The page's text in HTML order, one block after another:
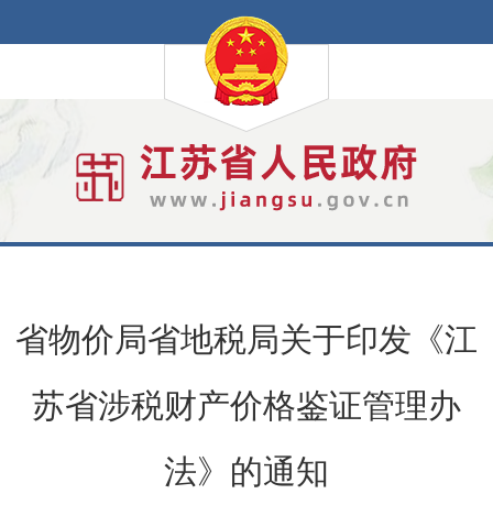
省物价局省地税局关于印发《江
苏省涉税财产价格鉴证管理办
法》的通知